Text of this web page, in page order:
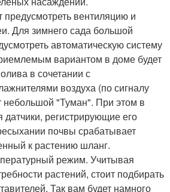
предусмотреть вентиляцию и
Для зимнего сада большой
автоматическую систему
вариантом в доме будет
в сочетании с
воздуха (по сигналу
небольшой "Туман". При этом в
датчики, регистрирующие его
почвы срабатывает
к растению шланг.
режим. Учитывая
растений, стоит подбирать
Так вам будет намного